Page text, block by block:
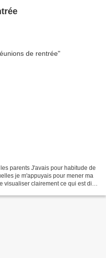
parents J'avais pour habitude de
je m'appuyais pour mener ma
visualiser clairement ce qui est dit